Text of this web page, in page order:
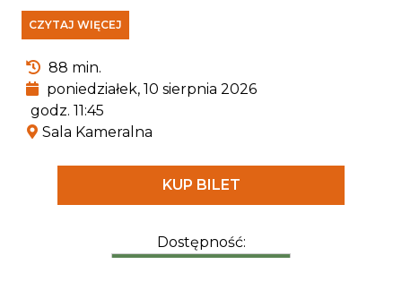
spotykają Rexa — szczeniaka, który od lat jest
uwięziony na wyspie i stał się prawdziwym
pradawnymi gadami.
CZYTAJ WIĘCEJ
88 min.
poniedziałek, 10 sierpnia 2026
godz. 11:45
Sala Kameralna
KUP BILET
Dostępność: